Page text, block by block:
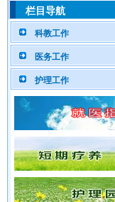
栏目导航
科教工作
医务工作
护理工作